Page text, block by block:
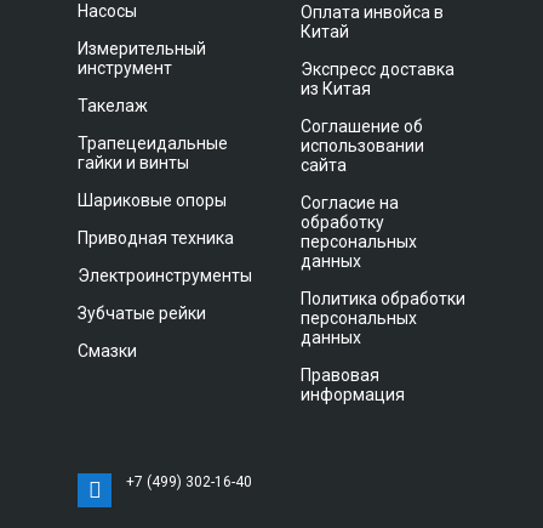
Насосы
Измерительный
инструмент
Такелаж
Трапецеидальные
гайки и винты
Шариковые опоры
Приводная техника
Электроинструменты
Зубчатые рейки
Смазки
Оплата инвойса в
Китай
Экспресс доставка
из Китая
Соглашение об
использовании
сайта
Согласие на
обработку
персональных
данных
Политика обработки
персональных
данных
Правовая
информация
+7 (499) 302-16-40